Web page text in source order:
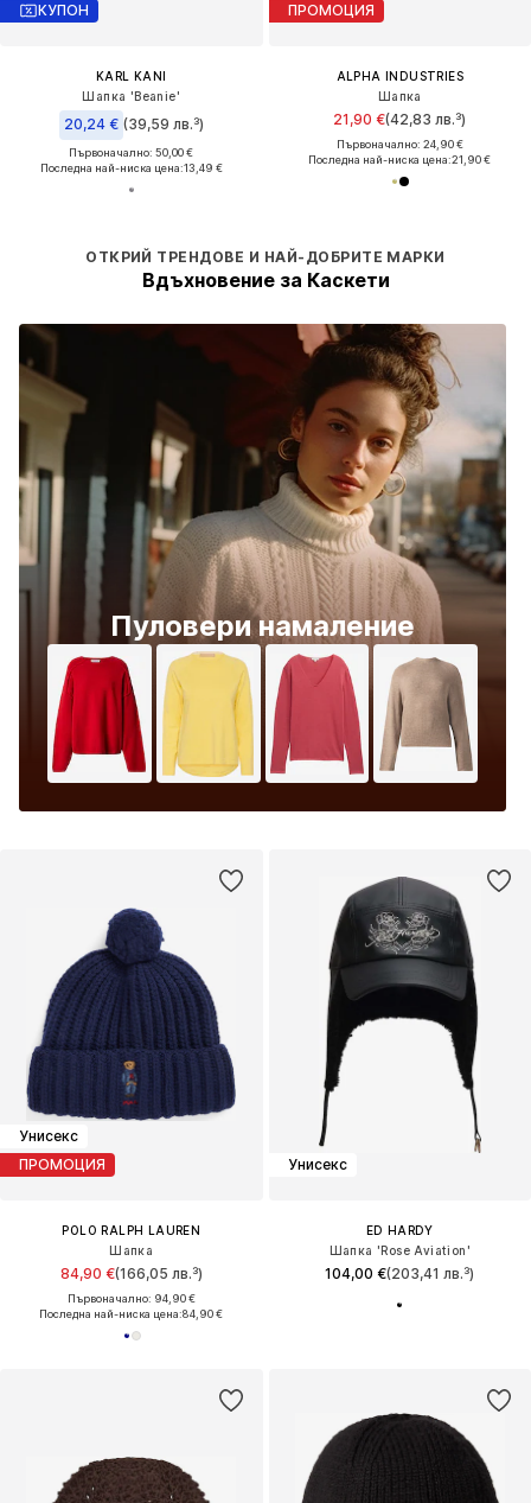
КУПОН
KARL KANI
Шапка 'Beanie'
20,24 € (39,59 лв.³)
Първоначално: 50,00 €
Последна най-ниска цена:13,49 €
ПРОМОЦИЯ
ALPHA INDUSTRIES
Шапка
21,90 €(42,83 лв.³)
Първоначално: 24,90 €
Последна най-ниска цена:21,90 €
ОТКРИЙ ТРЕНДОВЕ И НАЙ-ДОБРИТЕ МАРКИ
Вдъхновение за Каскети
Пуловери намаление
Унисекс
ПРОМОЦИЯ
POLO RALPH LAUREN
Шапка
84,90 €(166,05 лв.³)
Първоначално: 94,90 €
Последна най-ниска цена:84,90 €
Унисекс
ED HARDY
Шапка 'Rose Aviation'
104,00 €(203,41 лв.³)